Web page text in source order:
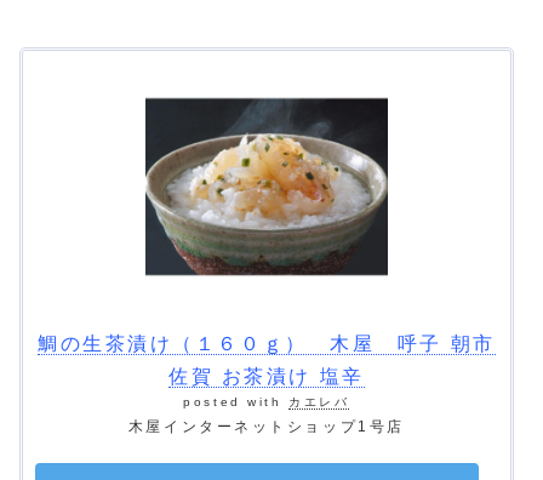
鯛の生茶漬け（１６０ｇ） 木屋 呼子 朝市
佐賀 お茶漬け 塩辛
posted with カエレバ
木屋インターネットショップ1号店